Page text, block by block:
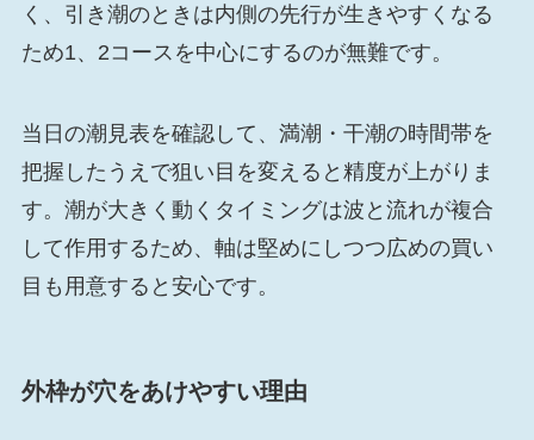
く、引き潮のときは内側の先行が生きやすくなる
ため1、2コースを中心にするのが無難です。
当日の潮見表を確認して、満潮・干潮の時間帯を
把握したうえで狙い目を変えると精度が上がりま
す。潮が大きく動くタイミングは波と流れが複合
して作用するため、軸は堅めにしつつ広めの買い
目も用意すると安心です。
外枠が穴をあけやすい理由